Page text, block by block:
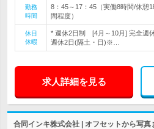
勤務
時間
8：45～17：45（実働8時間/休
間程度）
休日
休暇
* 週休2日制 [4月～10月] 完全週
週休2日(隔土・日)※…
求人詳細を見る
合同インキ株式会社 | オフセットから写